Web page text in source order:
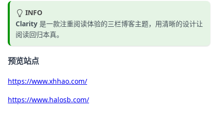
INFO
Clarity 是一款注重阅读体验的三栏博客主题，用清晰的设计让
阅读回归本真。
预览站点
https://www.xhhao.com/
https://www.halosb.com/